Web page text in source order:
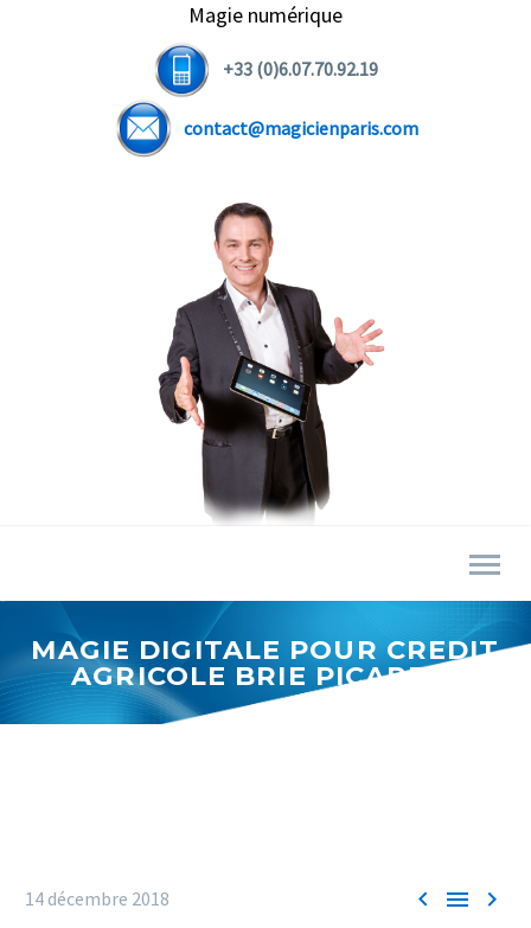
Magie numérique
+33 (0)6.07.70.92.19
contact@magicienparis.com
MAGIE DIGITALE POUR CREDIT
AGRICOLE BRIE PICARDIE
  
14 décembre 2018